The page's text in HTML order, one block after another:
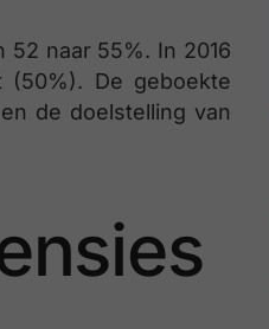
naar 55%. In 2016
De geboekte
de doelstelling van